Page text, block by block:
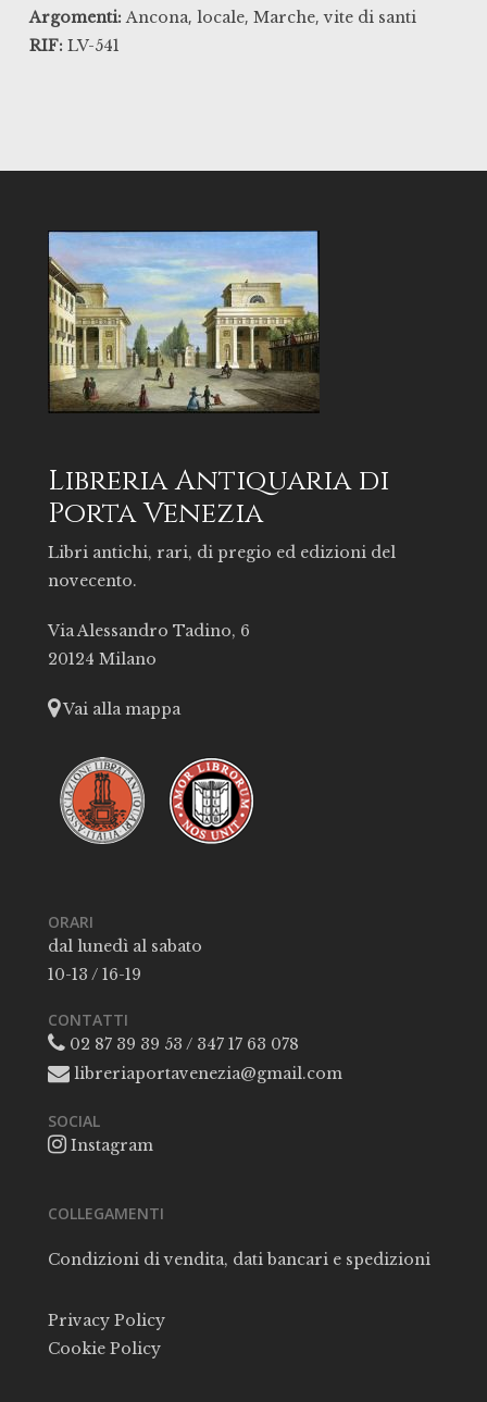
Argomenti: Ancona, locale, Marche,vite di santi
RIF: LV-541
Libreria Antiquaria di
Porta Venezia
Libri antichi, rari, di pregio ed edizioni del
novecento.
Via Alessandro Tadino, 6
20124 Milano
Vai alla mappa
ORARI
dal lunedì al sabato
10-13 / 16-19
CONTATTI
02 87 39 39 53 / 347 17 63 078
libreriaportavenezia@gmail.com
SOCIAL
Instagram
COLLEGAMENTI
Condizioni di vendita, dati bancari e spedizioni
Privacy Policy
Cookie Policy